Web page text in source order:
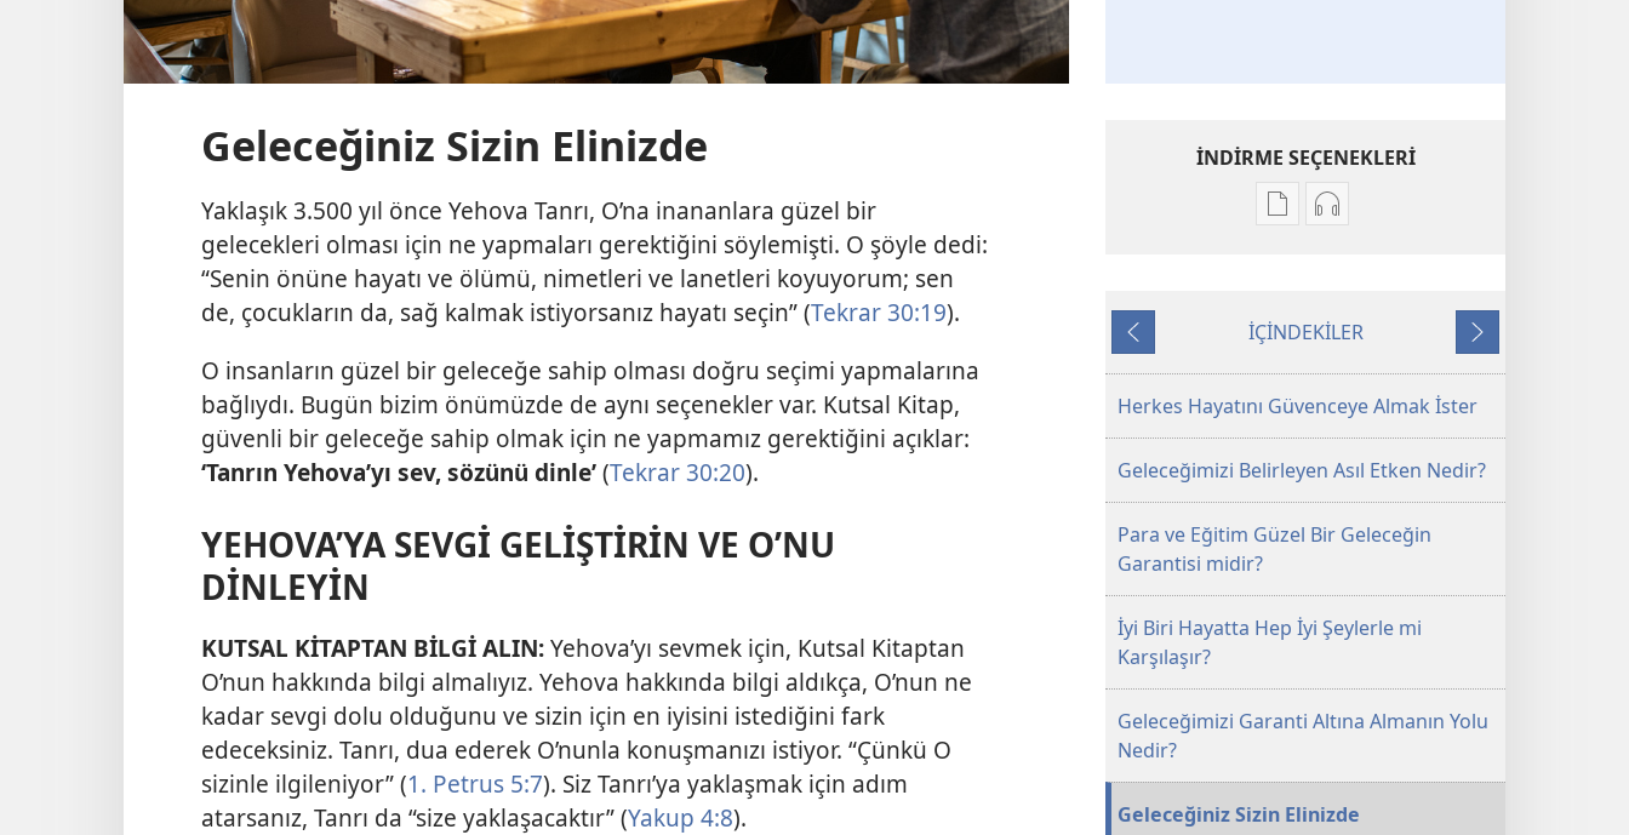
Geleceğiniz Sizin Elinizde
Yaklaşık 3.500 yıl önce Yehova Tanrı, O’na inananlara güzel bir
gelecekleri olması için ne yapmaları gerektiğini söylemişti. O şöyle dedi:
“Senin önüne hayatı ve ölümü, nimetleri ve lanetleri koyuyorum; sen
de, çocukların da, sağ kalmak istiyorsanız hayatı seçin” (Tekrar 30:19).
O insanların güzel bir geleceğe sahip olması doğru seçimi yapmalarına
bağlıydı. Bugün bizim önümüzde de aynı seçenekler var. Kutsal Kitap,
güvenli bir geleceğe sahip olmak için ne yapmamız gerektiğini açıklar:
‘Tanrın Yehova’yı sev, sözünü dinle’(Tekrar 30:20).
YEHOVA’YA SEVGİ GELİŞTİRİN VE O’NU
DİNLEYİN
KUTSAL KİTAPTAN BİLGİ ALIN:Yehova’yı sevmek için, Kutsal Kitaptan
O’nun hakkında bilgi almalıyız. Yehova hakkında bilgi aldıkça, O’nun ne
kadar sevgi dolu olduğunu ve sizin için en iyisini istediğini fark
edeceksiniz. Tanrı, dua ederek O’nunla konuşmanızı istiyor. “Çünkü O
sizinle ilgileniyor” (1. Petrus 5:7). Siz Tanrı’ya yaklaşmak için adım
atarsanız, Tanrı da “size yaklaşacaktır” (Yakup 4:8).
İNDİRME SEÇENEKLERİ
Dijital
GÖZCÜ
Nasıl
İyi
Geleceğiniz
Olabilir?
Ses
GÖZCÜ
İyi
Geleceğiniz
Olabilir?
Önceki
İÇİNDEKİLER
Sonraki
Herkes Hayatını Güvenceye Almak İster
Geleceğimizi Belirleyen Asıl Etken Nedir?
Para ve Eğitim Güzel Bir Geleceğin
Garantisi midir?
İyi Biri Hayatta Hep İyi Şeylerle mi
Karşılaşır?
Geleceğimizi Garanti Altına Almanın Yolu
Nedir?
Geleceğiniz Sizin Elinizde